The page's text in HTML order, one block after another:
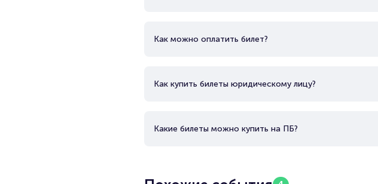
Как можно оплатить билет?
Как купить билеты юридическому лицу?
Какие билеты можно купить на ПБ?